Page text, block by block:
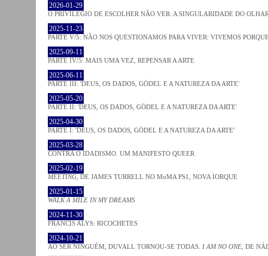
2026-01-29
O PRIVILÉGIO DE ESCOLHER NÃO VER: A SINGULARIDADE DO
2025-11-23
PARTE V/5: NÃO NOS QUESTIONAMOS PARA VIVER: VIVEMOS
2025-09-11
PARTE IV/5: MAIS UMA VEZ, REPENSAR A ARTE
2025-06-11
PARTE III: 'DEUS, OS DADOS, GÖDEL E A NATUREZA DA ARTE'
2025-05-20
PARTE II: 'DEUS, OS DADOS, GÖDEL E A NATUREZA DA ARTE'
2025-04-30
PARTE I: 'DEUS, OS DADOS, GÖDEL E A NATUREZA DA ARTE'
2025-03-28
CONTRA O IDADISMO. UM MANIFESTO QUEER
2025-02-19
MEETING , DE JAMES TURRELL NO MoMA PS1, NOVA IORQUE
2025-01-15
WALK A MILE IN MY DREAMS
2024-11-30
FRANCIS ALYS: RICOCHETES
2024-10-21
AO SER NINGUÉM, DUVALL TORNOU-SE TODAS. I AM NO ONE , DE